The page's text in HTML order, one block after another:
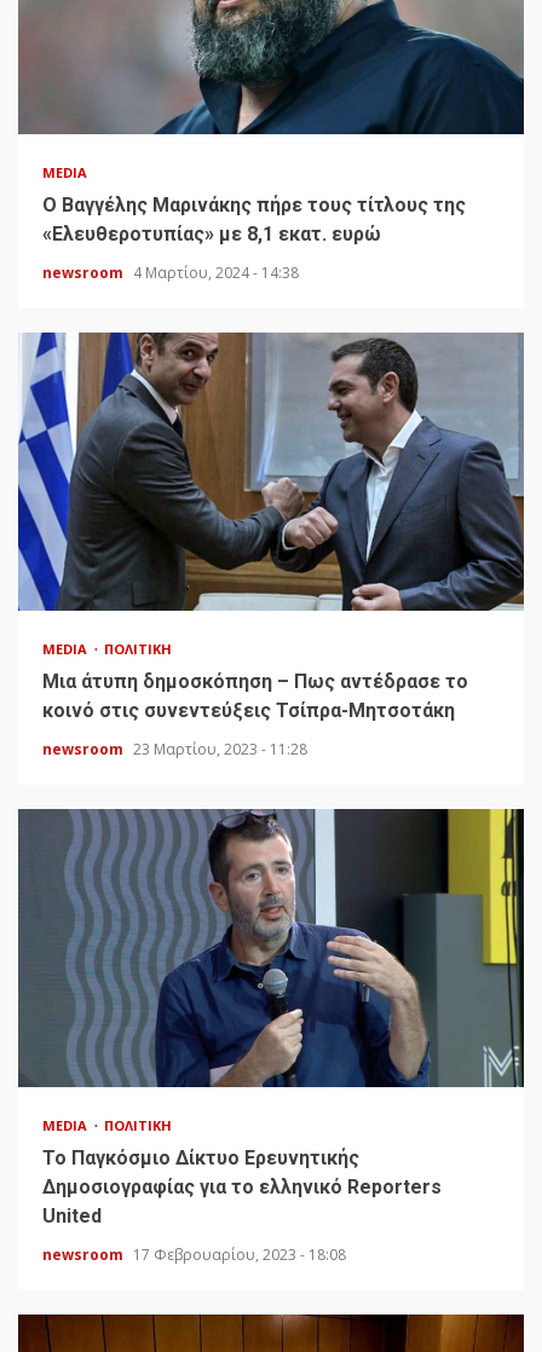
MEDIA
Ο Βαγγέλης Μαρινάκης πήρε τους τίτλους της
«Ελευθεροτυπίας» με 8,1 εκατ. ευρώ
newsroom 4 Μαρτίου, 2024 - 14:38
MEDIA ΠΟΛΙΤΙΚΉ
Μια άτυπη δημοσκόπηση – Πως αντέδρασε το
κοινό στις συνεντεύξεις Τσίπρα-Μητσοτάκη
newsroom 23 Μαρτίου, 2023 - 11:28
MEDIA ΠΟΛΙΤΙΚΉ
To Παγκόσμιο Δίκτυο Ερευνητικής
Δημοσιογραφίας για το ελληνικό Reporters
United
newsroom 17 Φεβρουαρίου, 2023 - 18:08